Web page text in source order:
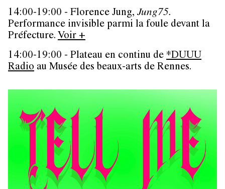
14:00-19:00 - Florence Jung, Jung75.
Performance invisible parmi la foule devant la
Préfecture. Voir +
14:00-19:00 - Plateau en continu de *DUUU
Radio au Musée des beaux-arts de Rennes.